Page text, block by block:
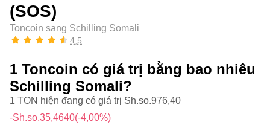
(SOS)
Toncoin sang Schilling Somali
4,5
1 Toncoin có giá trị bằng bao nhiêu
Schilling Somali?
1 TON hiện đang có giá trị Sh.so.976,40
-Sh.so.35,4640(-4,00%)